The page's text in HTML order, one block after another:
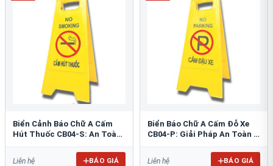
Biển Cảnh Báo Chữ A Cấm
Hút Thuốc CB04-S: An Toàn
Liên hệ BÁO GIÁ
Biển Báo Chữ A Cấm Đỗ Xe
CB04-P: Giải Pháp An Toàn &
Liên hệ BÁO GIÁ